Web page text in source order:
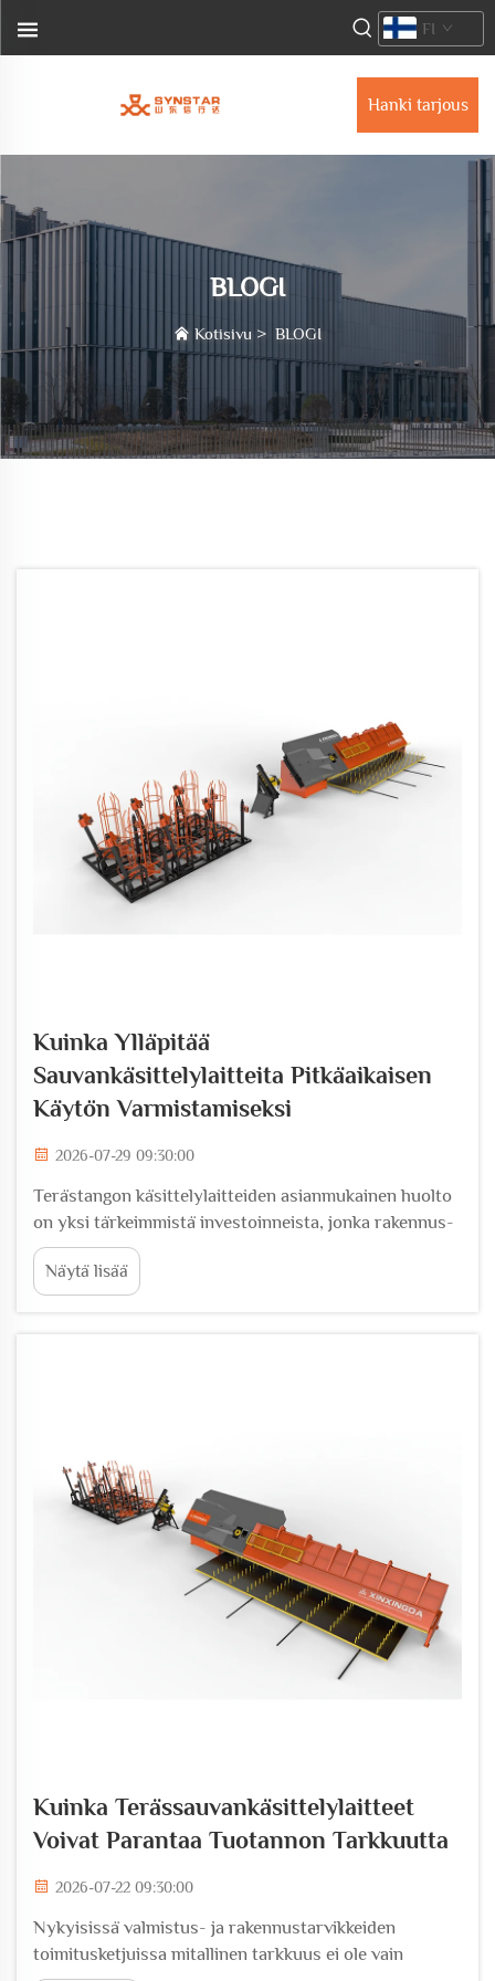
Hanki tarjous
FI
BLOGI
Kotisivu > BLOGI
Kuinka Ylläpitää
Sauvankäsittelylaitteita Pitkäaikaisen
Käytön Varmistamiseksi
2026-07-29 09:30:00
Terästangon käsittelylaitteiden asianmukainen huolto
on yksi tärkeimmistä investoinneista, jonka rakennus-
tai valmistustoiminta voi tehdä. Kun terästangon
käsittelylaitteet on huollettu huolellisesti, ne tuottavat
johdonmukaista laadukasta tulostetta ja vähentävät
Näytä lisää
Kuinka Terässauvankäsittelylaitteet
Voivat Parantaa Tuotannon Tarkkuutta
2026-07-22 09:30:00
Nykyisissä valmistus- ja rakennustarvikkeiden
toimitusketjuissa mitallinen tarkkuus ei ole vain